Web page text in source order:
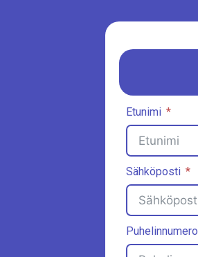
Etunimi
Sähköposti
Puhelinnumero